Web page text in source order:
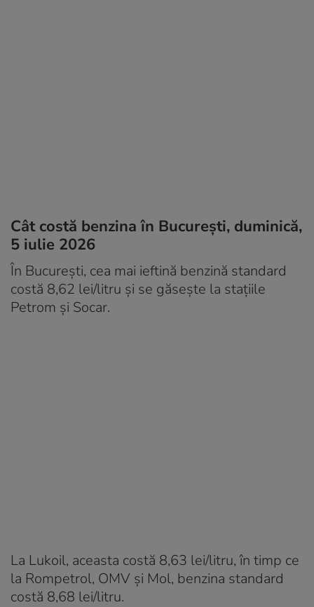
Cât costă benzina în București, duminică,
5 iulie 2026
În București, cea mai ieftină benzină standard
costă 8,62 lei/litru și se găsește la stațiile
Petrom și Socar.
La Lukoil, aceasta costă 8,63 lei/litru, în timp ce
la Rompetrol, OMV și Mol, benzina standard
costă 8,68 lei/litru.